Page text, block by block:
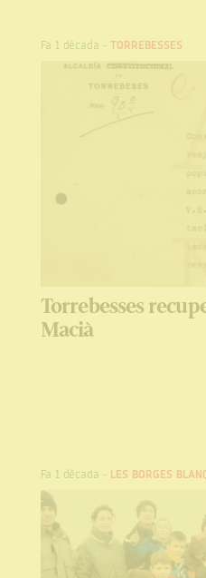
Fa 1 dècada -TORREBESSES
Torrebesses
Macià
Fa 1 dècada - LES BORGES